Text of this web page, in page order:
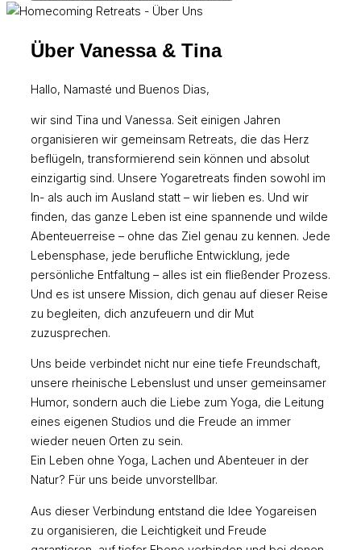
Über Vanessa & Tina
Hallo, Namasté und Buenos Dias,
wir sind Tina und Vanessa. Seit einigen Jahren
organisieren wir gemeinsam Retreats, die das Herz
beflügeln, transformierend sein können und absolut
einzigartig sind. Unsere Yogaretreats finden sowohl im
In- als auch im Ausland statt – wir lieben es. Und wir
finden, das ganze Leben ist eine spannende und wilde
Abenteuerreise – ohne das Ziel genau zu kennen. Jede
Lebensphase, jede berufliche Entwicklung, jede
persönliche Entfaltung – alles ist ein fließender Prozess.
Und es ist unsere Mission, dich genau auf dieser Reise
zu begleiten, dich anzufeuern und dir Mut
zuzusprechen.
Uns beide verbindet nicht nur eine tiefe Freundschaft,
unsere rheinische Lebenslust und unser gemeinsamer
Humor, sondern auch die Liebe zum Yoga, die Leitung
eines eigenen Studios und die Freude an immer
wieder neuen Orten zu sein.
Ein Leben ohne Yoga, Lachen und Abenteuer in der
Natur? Für uns beide unvorstellbar.
Aus dieser Verbindung entstand die Idee Yogareisen
zu organisieren, die Leichtigkeit und Freude